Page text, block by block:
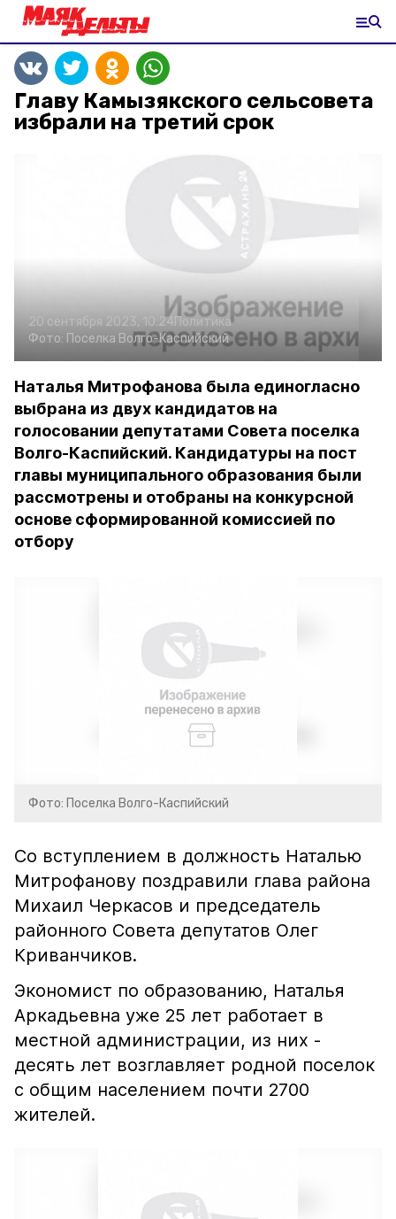
Главу Камызякского сельсовета
избрали на третий срок
20 сентября 2023, 10:24Политика
Фото: Поселка Волго-Каспийский
Наталья Митрофанова была единогласно
выбрана из двух кандидатов на
голосовании депутатами Совета поселка
Волго-Каспийский. Кандидатуры на пост
главы муниципального образования были
рассмотрены и отобраны на конкурсной
основе сформированной комиссией по
отбору
Фото: Поселка Волго-Каспийский
Со вступлением в должность Наталью
Митрофанову поздравили глава района
Михаил Черкасов и председатель
районного Совета депутатов Олег
Криванчиков.
Экономист по образованию, Наталья
Аркадьевна уже 25 лет работает в
местной администрации, из них -
десять лет возглавляет родной поселок
с общим населением почти 2700
жителей.